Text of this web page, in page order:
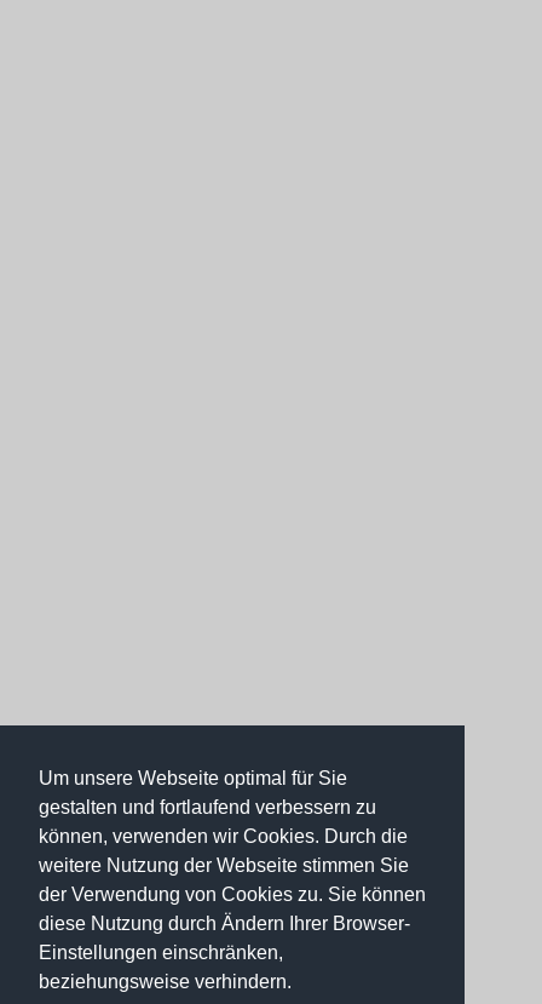
Um unsere Webseite optimal für Sie
gestalten und fortlaufend verbessern zu
können, verwenden wir Cookies. Durch die
weitere Nutzung der Webseite stimmen Sie
der Verwendung von Cookies zu. Sie können
diese Nutzung durch Ändern Ihrer Browser-
Einstellungen einschränken,
beziehungsweise verhindern.